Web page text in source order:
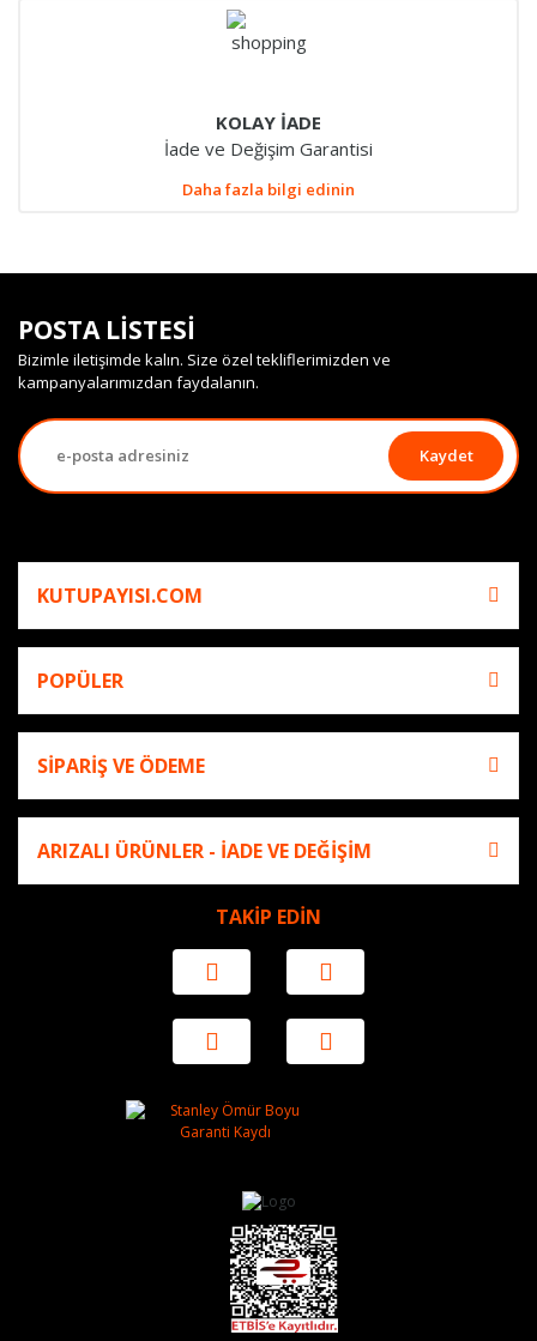
KOLAY İADE
İade ve Değişim Garantisi
Daha fazla bilgi edinin
POSTA LİSTESİ
Bizimle iletişimde kalın. Size özel tekliflerimizden ve
kampanyalarımızdan faydalanın.
Kaydet
KUTUPAYISI.COM
POPÜLER
SİPARİŞ VE ÖDEME
ARIZALI ÜRÜNLER - İADE VE DEĞİŞİM
TAKİP EDİN